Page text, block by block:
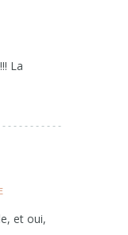
La
et oui,